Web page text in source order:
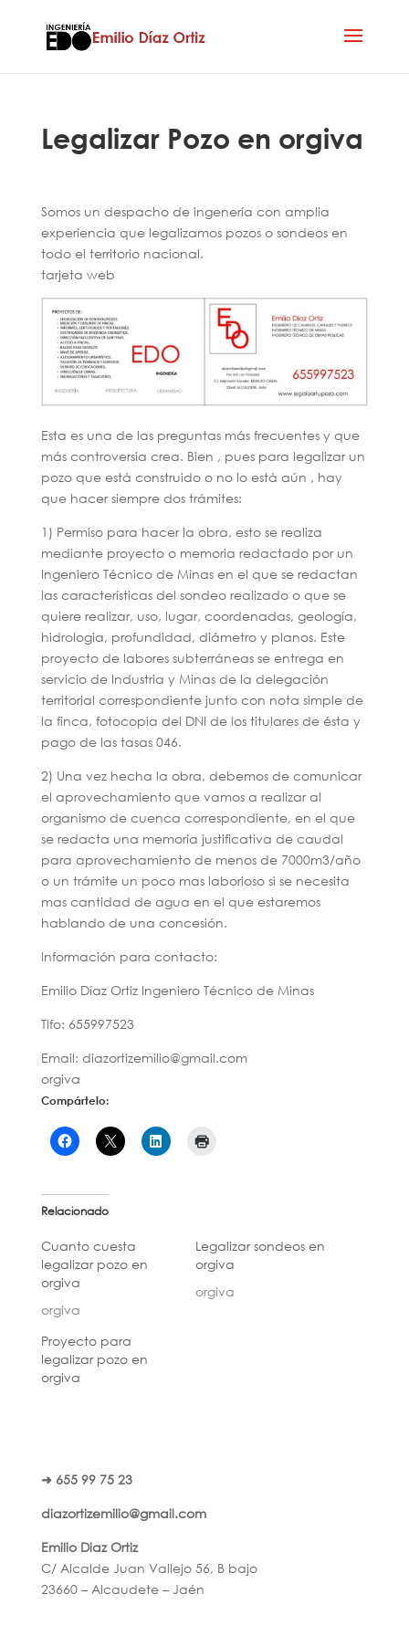
Legalizar Pozo en orgiva
Somos un despacho de ingenería con amplia
experiencia que legalizamos pozos o sondeos en
todo el territorio nacional.
tarjeta web
Esta es una de las preguntas más frecuentes y que
más controversia crea. Bien , pues para legalizar un
pozo que está construido o no lo está aún , hay
que hacer siempre dos trámites:
1) Permiso para hacer la obra, esto se realiza
mediante proyecto o memoria redactado por un
Ingeniero Técnico de Minas en el que se redactan
las características del sondeo realizado o que se
quiere realizar, uso, lugar, coordenadas, geología,
hidrologia, profundidad, diámetro y planos. Este
proyecto de labores subterráneas se entrega en
servicio de Industria y Minas de la delegación
territorial correspondiente junto con nota simple de
la finca, fotocopia del DNI de los titulares de ésta y
pago de las tasas 046.
2) Una vez hecha la obra, debemos de comunicar
el aprovechamiento que vamos a realizar al
organismo de cuenca correspondiente, en el que
se redacta una memoria justificativa de caudal
para aprovechamiento de menos de 7000m3/año
o un trámite un poco mas laborioso si se necesita
mas cantidad de agua en el que estaremos
hablando de una concesión.
Información para contacto:
Emilio Díaz Ortiz Ingeniero Técnico de Minas
Tlfo: 655997523
Email: diazortizemilio@gmail.com
orgiva
Compártelo:
Relacionado
Cuanto cuesta
legalizar pozo en
orgiva
orgiva
Legalizar sondeos en
orgiva
orgiva
Proyecto para
legalizar pozo en
orgiva
➜ 655 99 75 23
diazortizemilio@gmail.com
Emilio Diaz Ortiz
C/ Alcalde Juan Vallejo 56, B bajo
23660 – Alcaudete – Jaén